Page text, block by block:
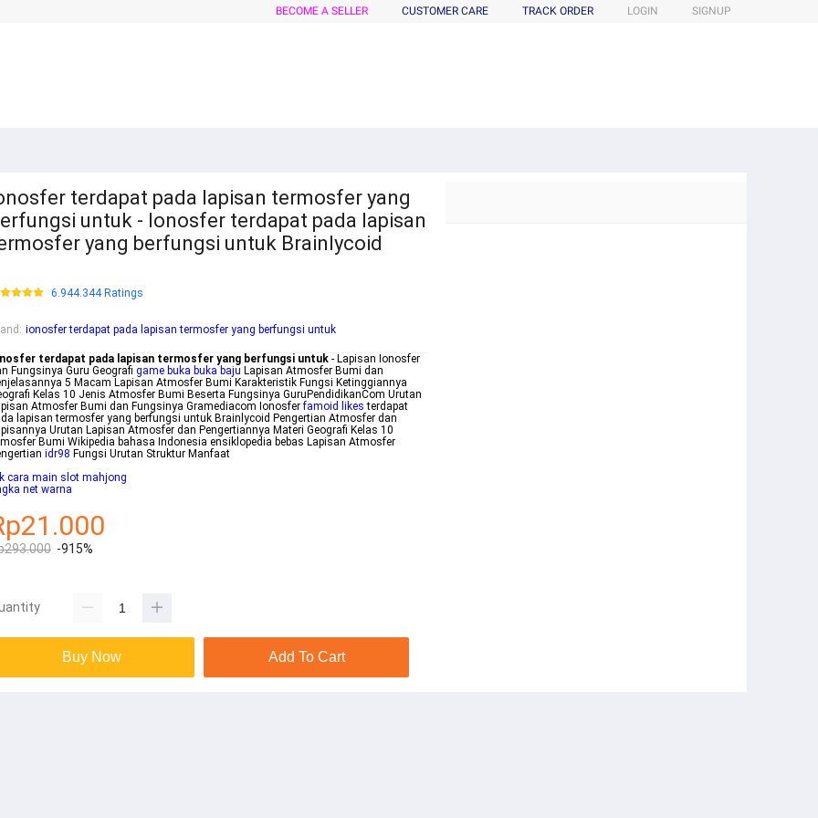
BECOME A SELLER CUSTOMER CARE TRACK ORDER LOGIN SIGNUP
terdapat pada lapisan termosfer yang
untuk - Ionosfer terdapat pada lapisan
yang berfungsi untuk Brainlycoid
6.944.344 Ratings
: ionosfer terdapat pada lapisan termosfer yang berfungsi untuk
terdapat pada lapisan termosfer yang berfungsi untuk - Lapisan Ionosfer
Fungsinya Guru Geografi game buka buka baju Lapisan Atmosfer Bumi dan
5 Macam Lapisan Atmosfer Bumi Karakteristik Fungsi Ketinggiannya
Kelas 10 Jenis Atmosfer Bumi Beserta Fungsinya GuruPendidikanCom Urutan
Atmosfer Bumi dan Fungsinya Gramediacom Ionosferfamoid likes terdapat
lapisan termosfer yang berfungsi untuk Brainlycoid Pengertian Atmosfer dan
Urutan Lapisan Atmosfer dan Pengertiannya Materi Geografi Kelas 10
Bumi Wikipedia bahasa Indonesia ensiklopedia bebas Lapisan Atmosfer
idr98 Fungsi Urutan Struktur Manfaat
cara main slot mahjong
net warna
-915%
Buy Now Add To Cart